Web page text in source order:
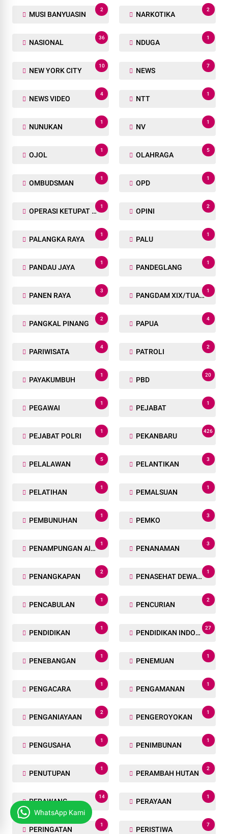
MUSI BANYUASIN
2
NARKOTIKA
2
NASIONAL
36
NDUGA
1
NEW YORK CITY
10
NEWS
7
NEWS VIDEO
4
NTT
1
NUNUKAN
1
NV
1
OJOL
1
OLAHRAGA
5
OMBUDSMAN
1
OPD
1
OPERASI KETUPAT LK 2025
1
OPINI
2
PALANGKA RAYA
1
PALU
1
PANDAU JAYA
1
PANDEGLANG
1
PANEN RAYA
3
PANGDAM XIX/TUANKU TAMBUSAI
1
PANGKAL PINANG
2
PAPUA
4
PARIWISATA
4
PATROLI
2
PAYAKUMBUH
1
PBD
20
PEGAWAI
1
PEJABAT
1
PEJABAT POLRI
1
PEKANBARU
426
PELALAWAN
5
PELANTIKAN
3
PELATIHAN
1
PEMALSUAN
1
PEMBUNUHAN
1
PEMKO
3
PENAMPUNGAN AIR BERSIH
1
PENANAMAN
3
PENANGKAPAN
2
PENASEHAT DEWAN EKONOMI
1
PENCABULAN
1
PENCURIAN
2
PENDIDIKAN
1
PENDIDIKAN INDONESIA
27
PENEBANGAN
1
PENEMUAN
1
PENGACARA
1
PENGAMANAN
1
PENGANIAYAAN
2
PENGEROYOKAN
1
PENGUSAHA
1
PENIMBUNAN
1
PENUTUPAN
1
PERAMBAH HUTAN
2
PERAWANG
14
PERAYAAN
1
PERINGATAN
1
PERISTIWA
7
WhatsApp Kami